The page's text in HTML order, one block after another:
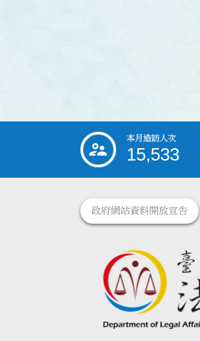
::: 本月造訪人次
15,533
政府網站資料開放宣告